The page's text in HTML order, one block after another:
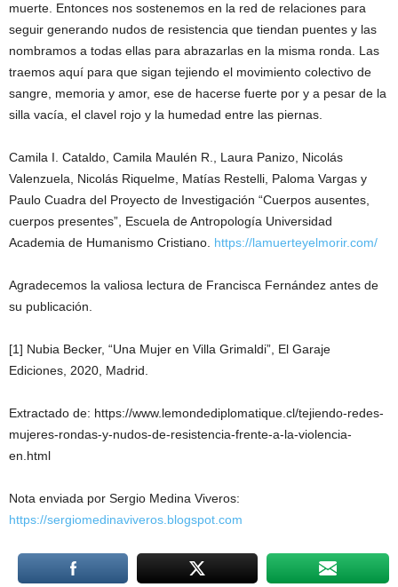
muerte. Entonces nos sostenemos en la red de relaciones para
seguir generando nudos de resistencia que tiendan puentes y las
nombramos a todas ellas para abrazarlas en la misma ronda. Las
traemos aquí para que sigan tejiendo el movimiento colectivo de
sangre, memoria y amor, ese de hacerse fuerte por y a pesar de la
silla vacía, el clavel rojo y la humedad entre las piernas.
Camila I. Cataldo, Camila Maulén R., Laura Panizo, Nicolás
Valenzuela, Nicolás Riquelme, Matías Restelli, Paloma Vargas y
Paulo Cuadra del Proyecto de Investigación “Cuerpos ausentes,
cuerpos presentes”, Escuela de Antropología Universidad
Academia de Humanismo Cristiano. https://lamuerteyelmorir.com/
Agradecemos la valiosa lectura de Francisca Fernández antes de
su publicación.
[1] Nubia Becker, “Una Mujer en Villa Grimaldi”, El Garaje
Ediciones, 2020, Madrid.
Extractado de: https://www.lemondediplomatique.cl/tejiendo-redes-
mujeres-rondas-y-nudos-de-resistencia-frente-a-la-violencia-
en.html
Nota enviada por Sergio Medina Viveros:
https://sergiomedinaviveros.blogspot.com